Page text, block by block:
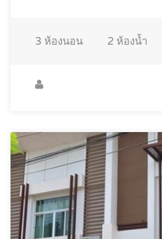
3 ห้องนอน 2 ห้องน้ำ